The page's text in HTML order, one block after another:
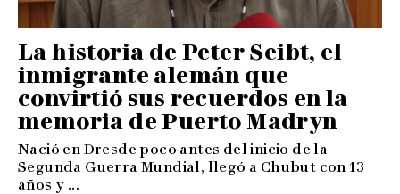
La historia de Peter Seibt, el
inmigrante alemán que
convirtió sus recuerdos en la
memoria de Puerto Madryn
Nació en Dresde poco antes del inicio de la
Segunda Guerra Mundial, llegó a Chubut con 13
años y ...